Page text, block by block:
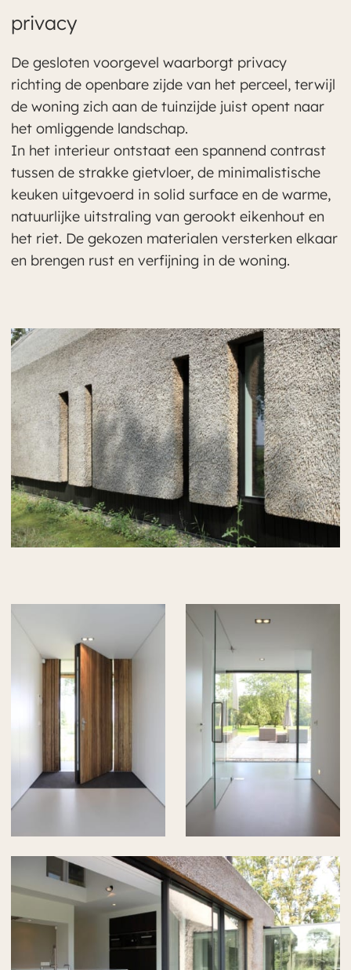
privacy
De gesloten voorgevel waarborgt privacy
richting de openbare zijde van het perceel, terwijl
de woning zich aan de tuinzijde juist opent naar
het omliggende landschap.
In het interieur ontstaat een spannend contrast
tussen de strakke gietvloer, de minimalistische
keuken uitgevoerd in solid surface en de warme,
natuurlijke uitstraling van gerookt eikenhout en
het riet. De gekozen materialen versterken elkaar
en brengen rust en verfijning in de woning.